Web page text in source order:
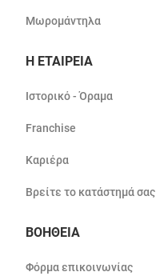
Μωρομάντηλα
Η ΕΤΑΙΡΕΙΑ
Ιστορικό - Όραμα
Franchise
Καριέρα
Βρείτε το κατάστημά σας
ΒΟΗΘΕΙΑ
Φόρμα επικοινωνίας